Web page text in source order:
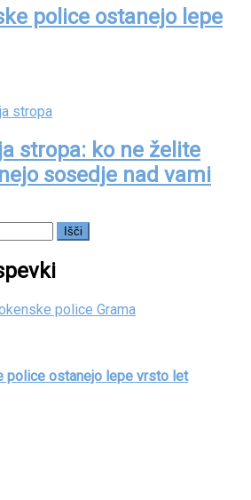
police ostanejo lepe
stropa: ko ne želite
sosedje nad vami
police ostanejo lepe vrsto let